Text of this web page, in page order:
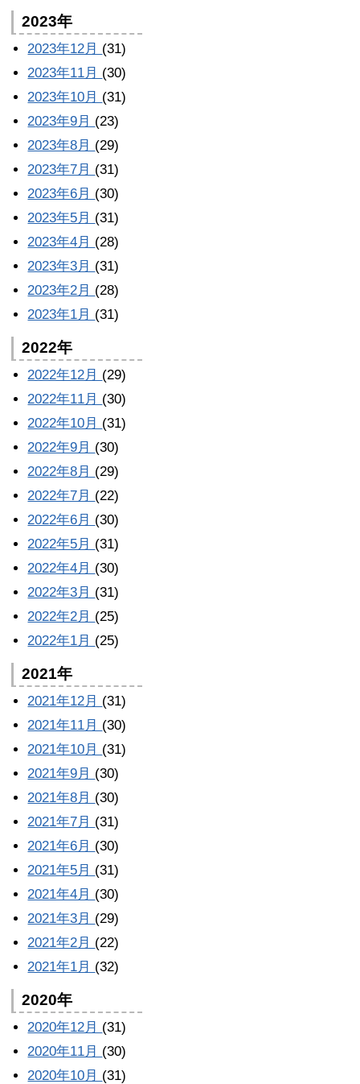
2023年
2023年12月 (31)
2023年11月 (30)
2023年10月 (31)
2023年9月 (23)
2023年8月 (29)
2023年7月 (31)
2023年6月 (30)
2023年5月 (31)
2023年4月 (28)
2023年3月 (31)
2023年2月 (28)
2023年1月 (31)
2022年
2022年12月 (29)
2022年11月 (30)
2022年10月 (31)
2022年9月 (30)
2022年8月 (29)
2022年7月 (22)
2022年6月 (30)
2022年5月 (31)
2022年4月 (30)
2022年3月 (31)
2022年2月 (25)
2022年1月 (25)
2021年
2021年12月 (31)
2021年11月 (30)
2021年10月 (31)
2021年9月 (30)
2021年8月 (30)
2021年7月 (31)
2021年6月 (30)
2021年5月 (31)
2021年4月 (30)
2021年3月 (29)
2021年2月 (22)
2021年1月 (32)
2020年
2020年12月 (31)
2020年11月 (30)
2020年10月 (31)